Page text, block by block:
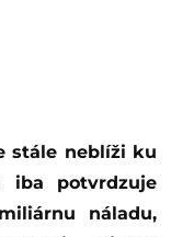
iba potvrdzuje
náladu,